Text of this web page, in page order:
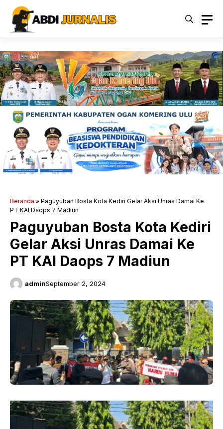
Langsung
Beranda » Paguyuban Bosta Kota Kediri Gelar Aksi Unras Damai Ke
PT KAI Daops 7 Madiun
Paguyuban Bosta Kota Kediri
Gelar Aksi Unras Damai Ke
PT KAI Daops 7 Madiun
adminSeptember 2, 2024